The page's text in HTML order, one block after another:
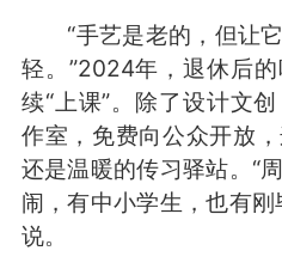
“手艺是老的，但让它
轻。”2024年，退休后
续“上课”。除了设计文
作室，免费向公众开放
还是温暖的传习驿站。“
闹，有中小学生，也有
说。